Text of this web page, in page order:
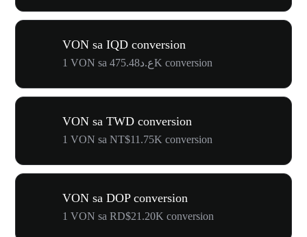
VON sa IQD conversion
1 VON sa ع.د475.48K conversion
VON sa TWD conversion
1 VON sa NT$11.75K conversion
VON sa DOP conversion
1 VON sa RD$21.20K conversion